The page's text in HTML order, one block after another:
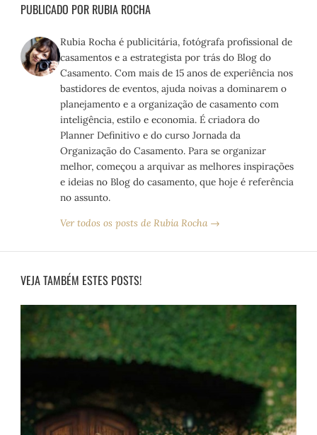
PUBLICADO POR RUBIA ROCHA
Rubia Rocha é publicitária, fotógrafa profissional de
casamentos e a estrategista por trás do Blog do
Casamento. Com mais de 15 anos de experiência nos
bastidores de eventos, ajuda noivas a dominarem o
planejamento e a organização de casamento com
inteligência, estilo e economia. É criadora do
Planner Definitivo e do curso Jornada da
Organização do Casamento. Para se organizar
melhor, começou a arquivar as melhores inspirações
e ideias no Blog do casamento, que hoje é referência
no assunto.
Ver todos os posts de Rubia Rocha →
VEJA TAMBÉM ESTES POSTS!